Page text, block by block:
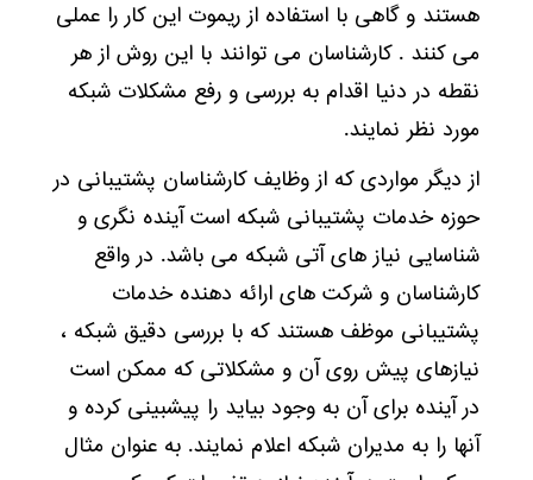
هستند و گاهی با استفاده از ریموت این کار را عملی
می کنند . کارشناسان می توانند با این روش از هر
نقطه در دنیا اقدام به بررسی و رفع مشکلات شبکه
مورد نظر نمایند.
از دیگر مواردی که از وظایف کارشناسان پشتیبانی در
حوزه خدمات پشتیبانی شبکه است آینده نگری و
شناسایی نیاز های آتی شبکه می باشد. در واقع
کارشناسان و شرکت های ارائه دهنده خدمات
پشتیبانی موظف هستند که با بررسی دقیق شبکه ،
نیازهای پیش روی آن و مشکلاتی که ممکن است
در آینده برای آن به وجود بیاید را پیشبینی کرده و
آنها را به مدیران شبکه اعلام نمایند. به عنوان مثال